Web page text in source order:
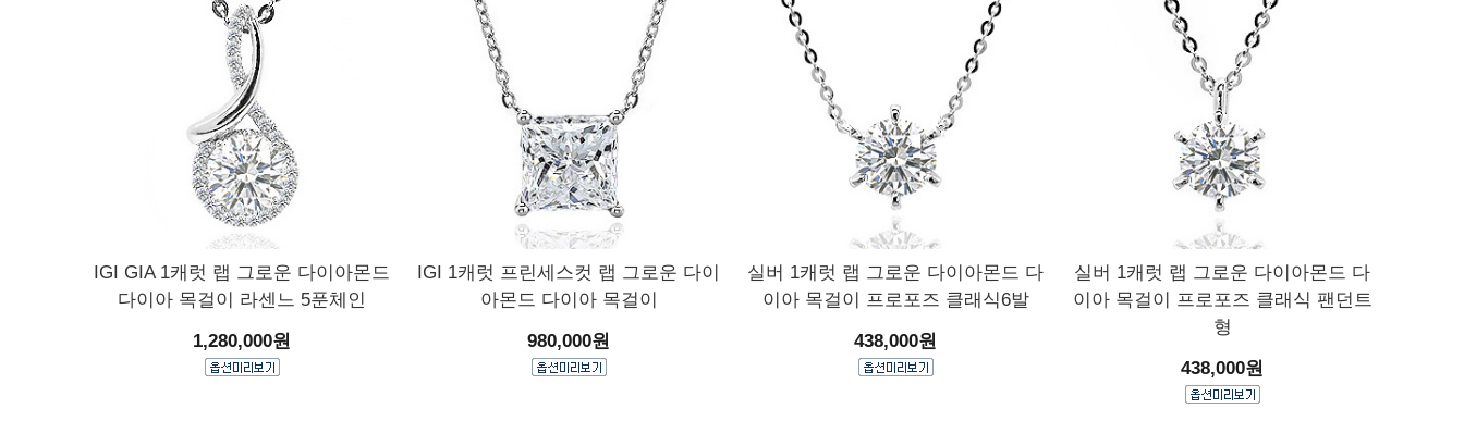
IGI GIA 1캐럿 랩 그로운 다이아몬드
다이아 목걸이 라센느 5푼체인
1,280,000원
IGI 1캐럿 프린세스컷 랩 그로운 다이
아몬드 다이아 목걸이
980,000원
실버 1캐럿 랩 그로운 다이아몬드 다
이아 목걸이 프로포즈 클래식6발
438,000원
실버 1캐럿 랩 그로운 다이아몬드 다
이아 목걸이 프로포즈 클래식 팬던트
형
438,000원